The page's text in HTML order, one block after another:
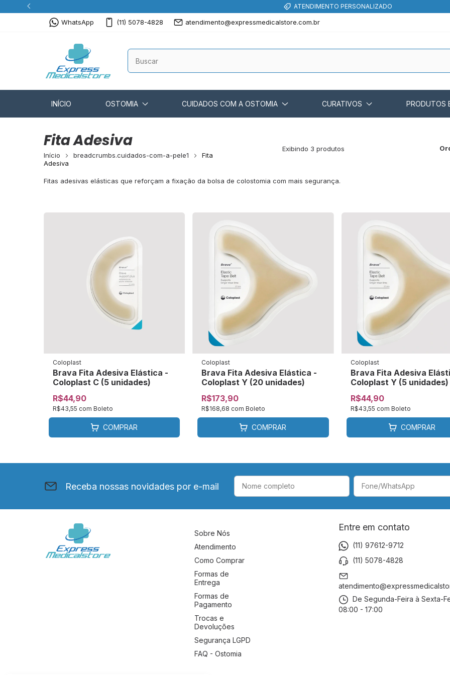
ATENDIMENTO PERSONALIZADO
WhatsApp (11) 5078-4828 atendimento@expressmedicalstore.com.br
INÍCIO OSTOMIA CUIDADOS COM A OSTOMIA CURATIVOS PRODUTOS
Fita Adesiva
Início breadcrumbs.cuidados-com-a-pele1
Fita
Adesiva
Exibindo 3 produtos
Fitas adesivas elásticas que reforçam a fixação da bolsa de colostomia com mais segurança.
Coloplast
Brava Fita Adesiva Elástica -
Coloplast C (5 unidades)
R$44,90
R$43,55 com Boleto
COMPRAR
Coloplast
Brava Fita Adesiva Elástica -
Coloplast Y (20 unidades)
R$173,90
R$168,68 com Boleto
COMPRAR
Coloplast
Brava Fita Adesiva
Coloplast Y (5 unidades)
R$44,90
R$43,55 com Boleto
COMPRAR
Receba nossas novidades por e-mail
Sobre Nós
Atendimento
Como Comprar
Formas de
Entrega
Formas de
Pagamento
Trocas e
Devoluções
Segurança LGPD
FAQ - Ostomia
Entre em contato
(11) 97612-9712
(11) 5078-4828
De Segunda-Feira à Sexta-
08:00 - 17:00